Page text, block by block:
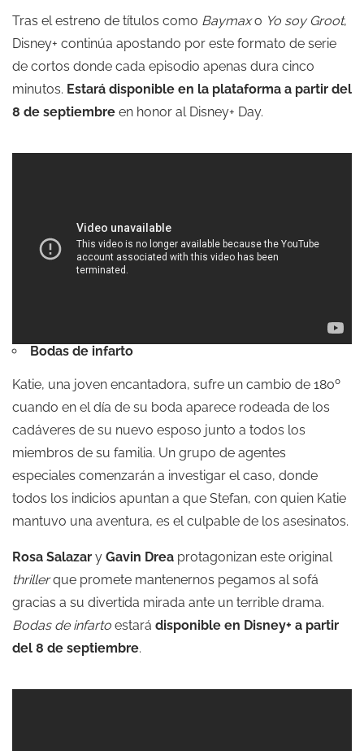
Tras el estreno de títulos como Baymaxo Yo soy Groot,
Disney+ continúa apostando por este formato de serie
de cortos donde cada episodio apenas dura cinco
minutos. Estará disponible en la plataforma a partir del
8 de septiembre en honor al Disney+ Day.
Bodas de infarto
Katie, una joven encantadora, sufre un cambio de 180º
cuando en el día de su boda aparece rodeada de los
cadáveres de su nuevo esposo junto a todos los
miembros de su familia. Un grupo de agentes
especiales comenzarán a investigar el caso, donde
todos los indicios apuntan a que Stefan, con quien Katie
mantuvo una aventura, es el culpable de los asesinatos.
Rosa Salazar y Gavin Drea protagonizan este original
thrillerque promete mantenernos pegamos al sofá
gracias a su divertida mirada ante un terrible drama.
Bodas de infarto estará disponible en Disney+ a partir
del 8 de septiembre.